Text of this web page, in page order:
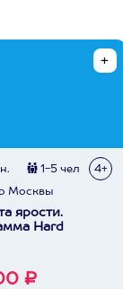
1-5 чел 4+
Москвы
ярости.
Hard
₽